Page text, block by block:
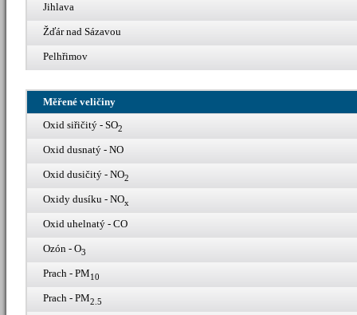
Jihlava
Žďár nad Sázavou
Pelhřimov
Měřené veličiny
Oxid siřičitý - SO2
Oxid dusnatý - NO
Oxid dusičitý - NO2
Oxidy dusíku - NOx
Oxid uhelnatý - CO
Ozón - O3
Prach - PM10
Prach - PM2.5